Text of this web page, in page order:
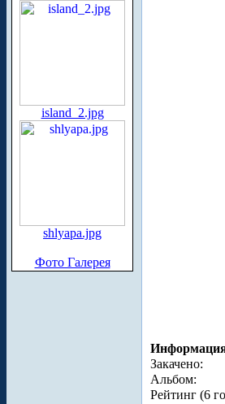
island_2.jpg
shlyapa.jpg
Фото Галерея
Закачено:
Альбом:
Рейтинг (6